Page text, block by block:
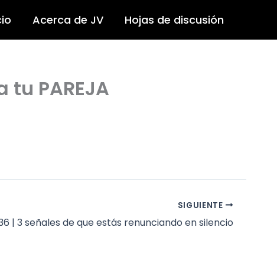
Acerca de JV Hojas de discusión
tu PAREJA
SIGUIENTE
| 3 señales de que estás renunciando en silencio